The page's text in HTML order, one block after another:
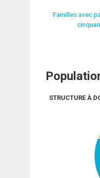
Familles avec
STRUCTURE À